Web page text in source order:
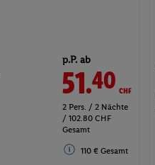
p.P. ab
51.40CHF
2 Pers. / 2 Nächte
/ 102.80 CHF
Gesamt
110 € Gesamt